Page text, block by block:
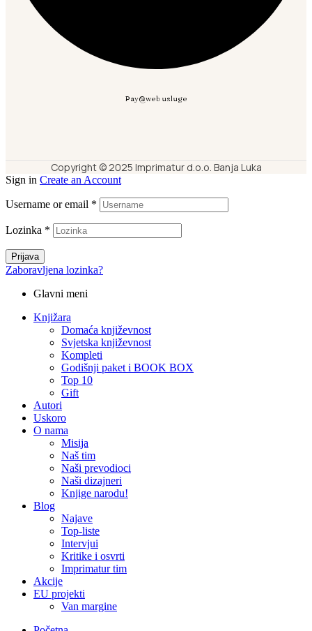
Pay@web usluge
Copyright © 2025 Imprimatur d.o.o. Banja Luka
Sign in Create an Account
Username or email *
Lozinka *
Prijava
Zaboravljena lozinka?
Glavni meni
Knjižara
Domaća književnost
Svjetska književnost
Kompleti
Godišnji paket i BOOK BOX
Top 10
Gift
Autori
Uskoro
O nama
Misija
Naš tim
Naši prevodioci
Naši dizajneri
Knjige narodu!
Blog
Najave
Top-liste
Intervjui
Kritike i osvrti
Imprimatur tim
Akcije
EU projekti
Van margine